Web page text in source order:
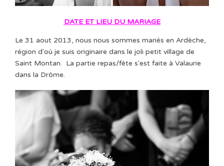
DATE ET LIEU DU MARIAGE
Le 31 aout 2013, nous nous sommes mariés en Ardèche,
région d'où je suis originaire dans le joli petit village de
Saint Montan. La partie repas/fête s'est faite à Valaurie
dans la Drôme.